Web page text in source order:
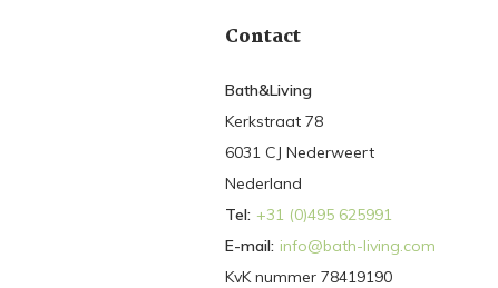
Contact
Bath&Living
Kerkstraat 78
6031 CJ Nederweert
Nederland
Tel: +31 (0)495 625991
E-mail: info@bath-living.com
KvK nummer 78419190